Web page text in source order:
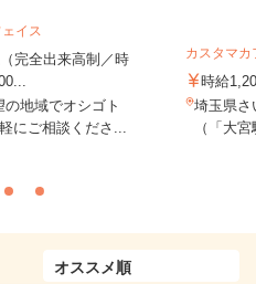
イス
完全出来高制／時
地域でオシゴト
ご相談くださ...
カスタマ
時給
埼玉県さ
（「大